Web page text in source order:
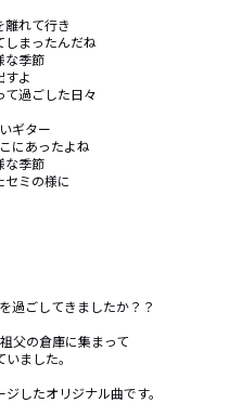
離れて行き
しまったんだね
な季節
すよ
て過ごした日々
ギター
にあったよね
な季節
セミの様に
過ごしてきましたか？？
父の倉庫に集まって
ました。
したオリジナル曲です。